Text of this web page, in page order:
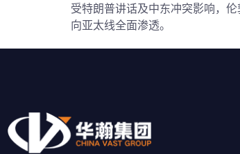
受特朗普讲话及中东冲突影响，
向亚太线全面渗透。